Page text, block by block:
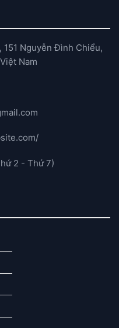
Nguyễn Đình Chiểu,
Nam
2 - Thứ 7)